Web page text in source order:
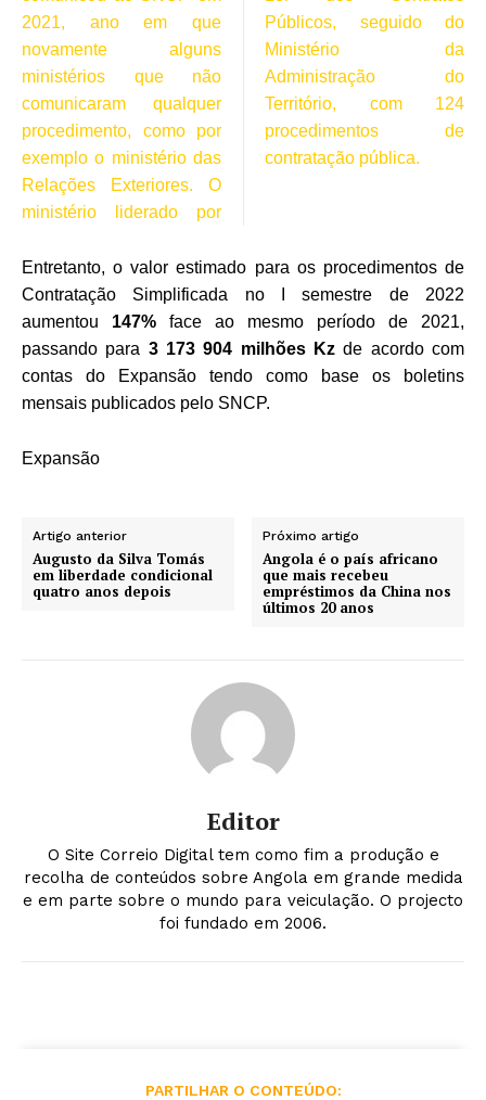
2021, ano em que
novamente alguns
ministérios que não
comunicaram qualquer
procedimento, como por
exemplo o ministério das
Relações Exteriores. O
ministério liderado por
Públicos, seguido do
Ministério da
Administração do
Território, com 124
procedimentos de
contratação pública.
Entretanto, o valor estimado para os procedimentos de
Contratação Simplificada no I semestre de 2022
aumentou 147% face ao mesmo período de 2021,
passando para 3 173 904 milhões Kz de acordo com
contas do Expansão tendo como base os boletins
mensais publicados pelo SNCP.
Expansão
Artigo anterior
Augusto da Silva Tomás
em liberdade condicional
quatro anos depois
Próximo artigo
Angola é o país africano
que mais recebeu
empréstimos da China nos
últimos 20 anos
Editor
O Site Correio Digital tem como fim a produção e
recolha de conteúdos sobre Angola em grande medida
e em parte sobre o mundo para veiculação. O projecto
foi fundado em 2006.
PARTILHAR O CONTEÚDO: